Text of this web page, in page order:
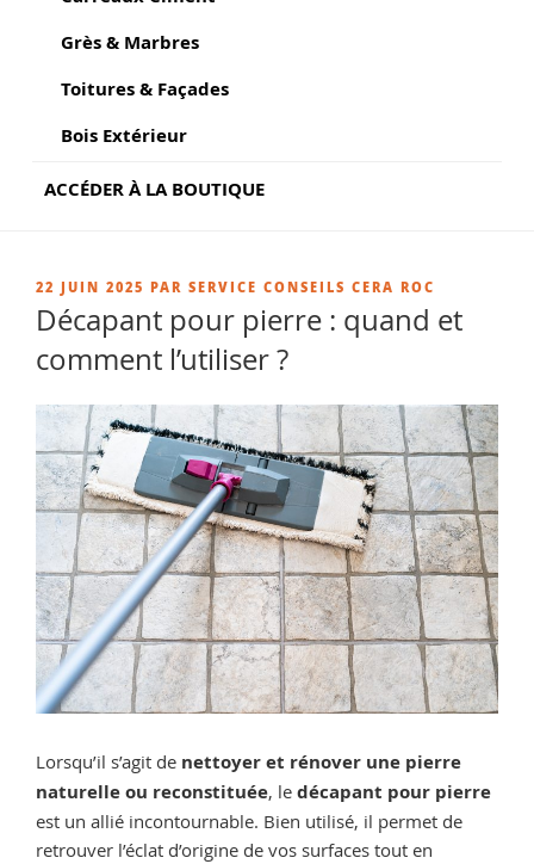
Grès & Marbres
Toitures & Façades
Bois Extérieur
ACCÉDER À LA BOUTIQUE
PUBLIÉ
LE
22 JUIN 2025 PAR SERVICE CONSEILS CERA ROC
Décapant pour pierre : quand et
comment l’utiliser ?
Lorsqu’il s’agit de nettoyer et rénover une pierre
naturelle ou reconstituée, le décapant pour pierre
est un allié incontournable. Bien utilisé, il permet de
retrouver l’éclat d’origine de vos surfaces tout en